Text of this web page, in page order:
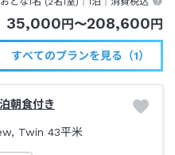
35,000円〜208,600円
すべてのプランを見る（1）
朝食付き
Twin 43平米